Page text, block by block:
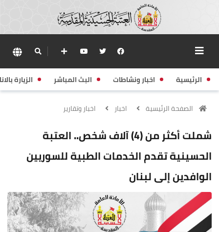
الرئيسية اخبار ونشاطات البث المباشر الزيارة
الصفحة الرئيسية اخبار اخبار وتقارير
شملت أكثر من (4) آلاف شخص.. العتبة
الحسينية تقدم الخدمات الطبية للسوريين
الوافدين إلى لبنان